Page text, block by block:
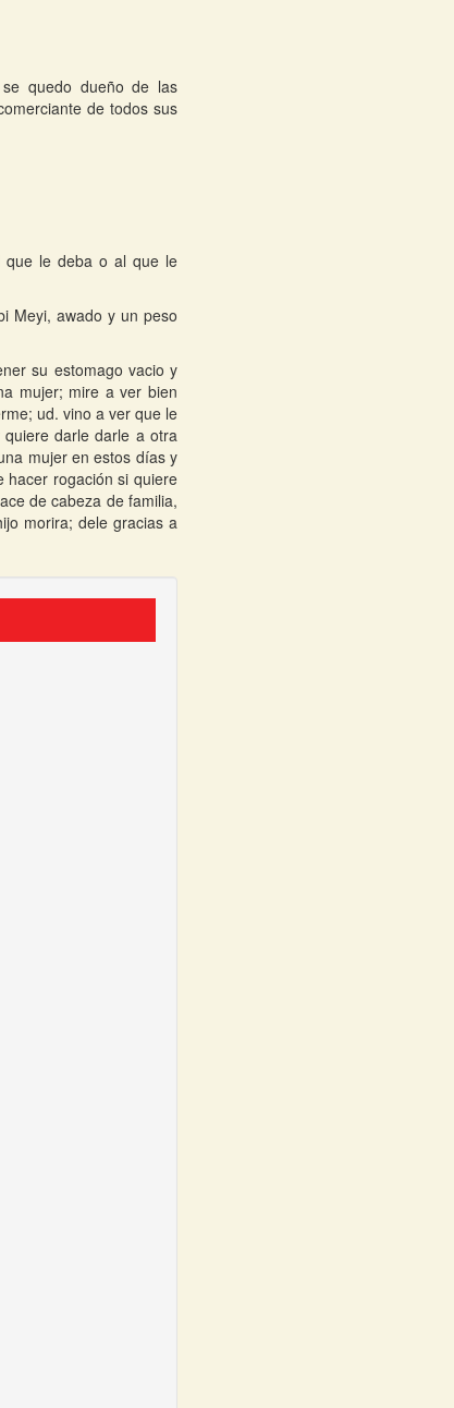
quedo dueño de las
de todos sus
que le deba o al que le
Meyi, awado y un peso
su estomago vacio y
mujer; mire a ver bien
ud. vino a ver que le
darle darle a otra
mujer en estos días y
rogación si quiere
de cabeza de familia,
morira; dele gracias a